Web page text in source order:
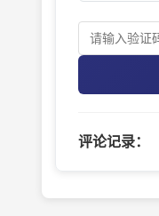
评论记录：